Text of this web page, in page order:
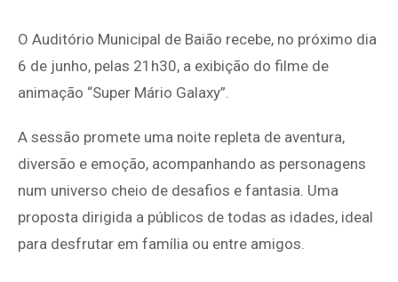
O Auditório Municipal de Baião recebe, no próximo dia
6 de junho, pelas 21h30, a exibição do filme de
animação “Super Mário Galaxy”.
A sessão promete uma noite repleta de aventura,
diversão e emoção, acompanhando as personagens
num universo cheio de desafios e fantasia. Uma
proposta dirigida a públicos de todas as idades, ideal
para desfrutar em família ou entre amigos.